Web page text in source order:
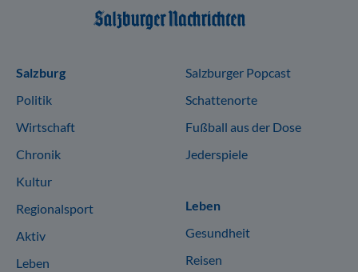
Sitemap
Salzburg
Politik
Wirtschaft
Chronik
Kultur
Regionalsport
Aktiv
Leben
Salzburger Popcast
Schattenorte
Fußball aus der Dose
Jederspiele
Leben
Gesundheit
Reisen